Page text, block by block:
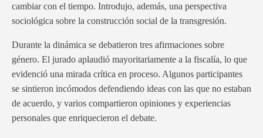
cambiar con el tiempo. Introdujo, además, una perspectiva
sociológica sobre la construcción social de la transgresión.
Durante la dinámica se debatieron tres afirmaciones sobre
género. El jurado aplaudió mayoritariamente a la fiscalía, lo que
evidenció una mirada crítica en proceso. Algunos participantes
se sintieron incómodos defendiendo ideas con las que no estaban
de acuerdo, y varios compartieron opiniones y experiencias
personales que enriquecieron el debate.